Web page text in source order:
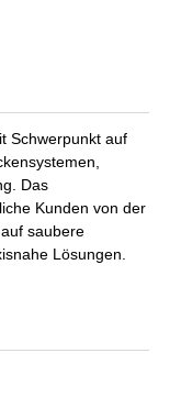
Schwerpunkt auf
Das
Kunden von der
saubere
Lösungen.